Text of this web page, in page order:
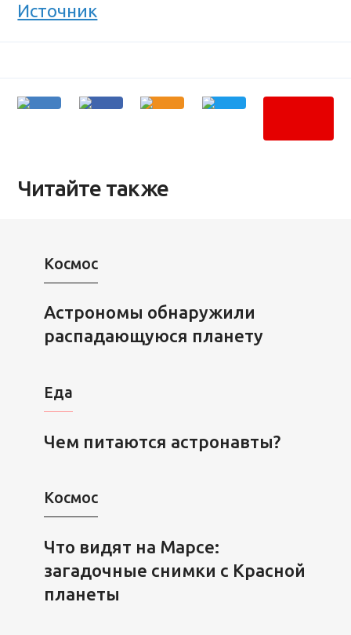
Источник
Читайте также
Космос
Астрономы обнаружили
распадающуюся планету
Еда
Чем питаются астронавты?
Космос
Что видят на Марсе:
загадочные снимки с Красной
планеты